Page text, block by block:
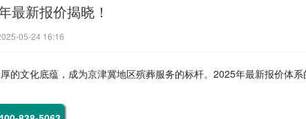
最新报价揭晓！
05-24 16:16
文化底蕴，成为京津冀地区殡葬服务的标杆。2025年最新报价体